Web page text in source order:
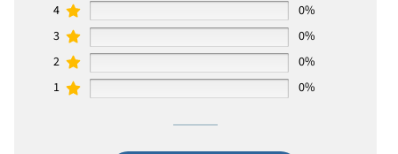
4
0%
3
0%
2
0%
1
0%